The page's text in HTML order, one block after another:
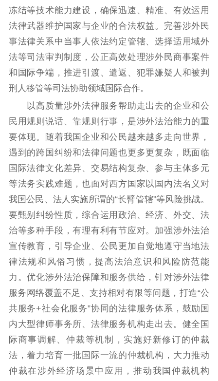
冻结等技术能力建设，确保迅速、精准、有效运用
法律武器维护国家与企业的合法权益。完善涉外民
事法律关系中当事人依法约定管辖、选择适用域外
法等司法审判制度，公正高效处理涉外民商事案件
和国际争端，推进引渡、遣返、犯罪嫌疑人和被判
刑人移管等司法协助领域国际合作。
以高质量涉外法律服务帮助走出去的企业和公
民用规则说话、靠规则行事，是涉外法治能力的重
要体现。随着我国企业和公民越来越多走向世界，
遇到的跨国纠纷和法律问题也更多更复杂，既面临
国际法律文化差异、交易结构复杂、参与主体多元
等法务实践难题，也面对西方国家以国内法名义对
我国公民、法人实施所谓的“长臂管辖”等风险挑战。
要甄别纠纷性质，综合运用政治、经济、外交、法
治等多种手段，有理有利有节应对。加强涉外法治
宣传教育，引导企业、公民更加自觉地遵守当地法
律法规和风俗习惯，提高法治意识和风险防范能
力。优化涉外法治保障和服务供给，针对涉外法律
服务网络覆盖不足、支持相对有限等问题，打造“公
共服务+社会化服务”协同的法律服务体系，鼓励国
内大型律师事务所、法律服务机构走出去。健全国
际商事调解、仲裁等机制，实施好新修订的仲裁
法，着力培育一批国际一流的仲裁机构，大力推动
仲裁在涉外经济场景中应用，推动我国仲裁机构